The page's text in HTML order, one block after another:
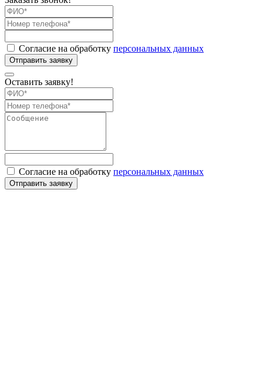
Согласие на обработку персональных данных
Оставить заявку!
Согласие на обработку персональных данных